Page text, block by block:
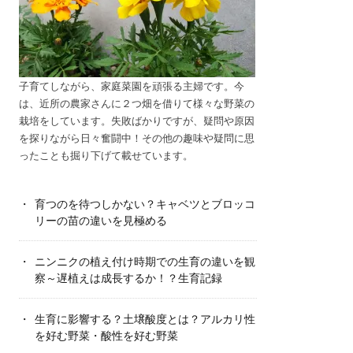
子育てしながら、家庭菜園を頑張る主婦です。今
は、近所の農家さんに２つ畑を借りて様々な野菜の
栽培をしています。失敗ばかりですが、疑問や原因
を探りながら日々奮闘中！その他の趣味や疑問に思
ったことも掘り下げて載せています。
育つのを待つしかない？キャベツとブロッコ
リーの苗の違いを見極める
ニンニクの植え付け時期での生育の違いを観
察～遅植えは成長するか！？生育記録
生育に影響する？土壌酸度とは？アルカリ性
を好む野菜・酸性を好む野菜